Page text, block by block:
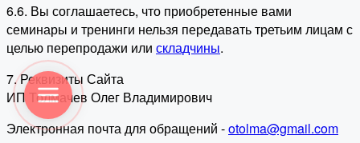
6.6. Вы соглашаетесь, что приобретенные вами
семинары и тренинги нельзя передавать третьим лицам с
целью перепродажи или складчины.
7. Реквизиты Сайта
ИП Толмачев Олег Владимирович
Электронная почта для обращений -otolma@gmail.com